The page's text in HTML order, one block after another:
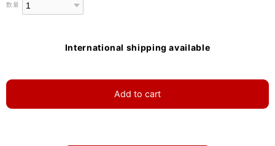
数量
International shipping available
Add to cart